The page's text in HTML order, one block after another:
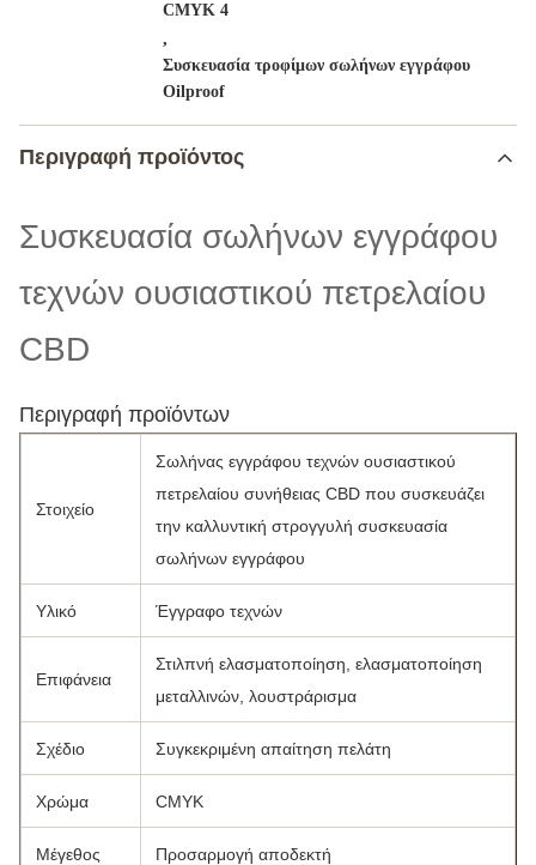
CMYK 4
,
Συσκευασία τροφίμων σωλήνων εγγράφου
Oilproof
Περιγραφή προϊόντος
Συσκευασία σωλήνων εγγράφου
τεχνών ουσιαστικού πετρελαίου
CBD
Περιγραφή προϊόντων
Στοιχείο
Σωλήνας εγγράφου τεχνών ουσιαστικού
πετρελαίου συνήθειας CBD που συσκευάζει
την καλλυντική στρογγυλή συσκευασία
σωλήνων εγγράφου
Υλικό Έγγραφο τεχνών
Επιφάνεια
Στιλπνή ελασματοποίηση, ελασματοποίηση
μεταλλινών, λουστράρισμα
Σχέδιο Συγκεκριμένη απαίτηση πελάτη
Χρώμα CMYK
Μέγεθος Προσαρμογή αποδεκτή